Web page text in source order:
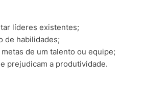
líderes existentes;
de habilidades;
de um talento ou equipe;
prejudicam a produtividade.